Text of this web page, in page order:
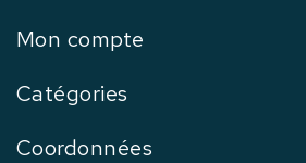
Mon compte
Catégories
Coordonnées